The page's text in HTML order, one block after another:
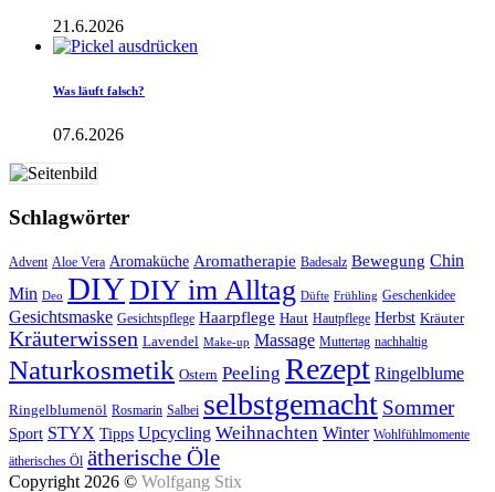
21.6.2026
Was läuft falsch?
07.6.2026
Schlagwörter
Advent Aloe Vera Aromaküche Aromatherapie Badesalz Bewegung Chin
Min Deo DIYDIY im Alltag Düfte Frühling Geschenkidee
Gesichtsmaske Gesichtspflege Haarpflege Haut Hautpflege Herbst Kräuter
Kräuterwissen Lavendel Make-up Massage Muttertag nachhaltig
Naturkosmetik Ostern Peeling Rezept Ringelblume
Ringelblumenöl Rosmarin Salbei selbstgemacht Sommer
Sport STYX Tipps Upcycling Weihnachten Winter Wohlfühlmomente
ätherisches Öl ätherische Öle
Copyright 2026 © Wolfgang Stix